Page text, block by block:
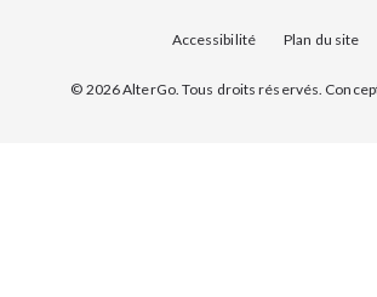
Accessibilité Plan du site
© 2026 AlterGo. Tous droits réservés.